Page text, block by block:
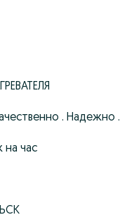
. Надежно .
на час